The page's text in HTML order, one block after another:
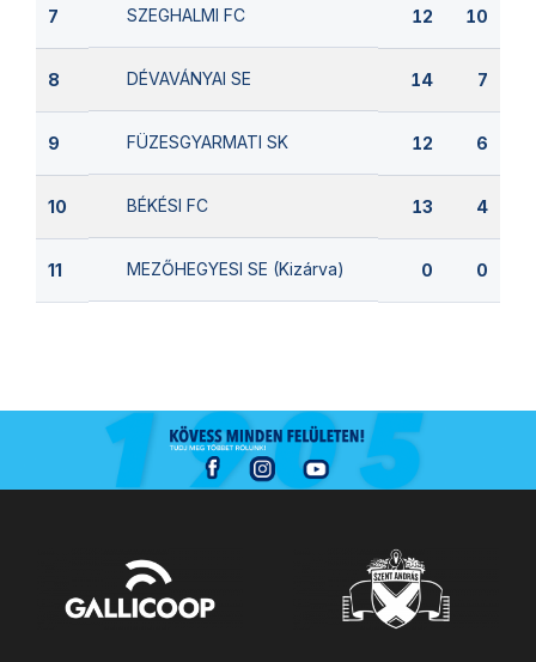
7 SZEGHALMI FC 12 10
8 DÉVAVÁNYAI SE 14 7
9 FÜZESGYARMATI SK 12 6
10 BÉKÉSI FC 13 4
11 MEZŐHEGYESI SE (Kizárva) 0 0